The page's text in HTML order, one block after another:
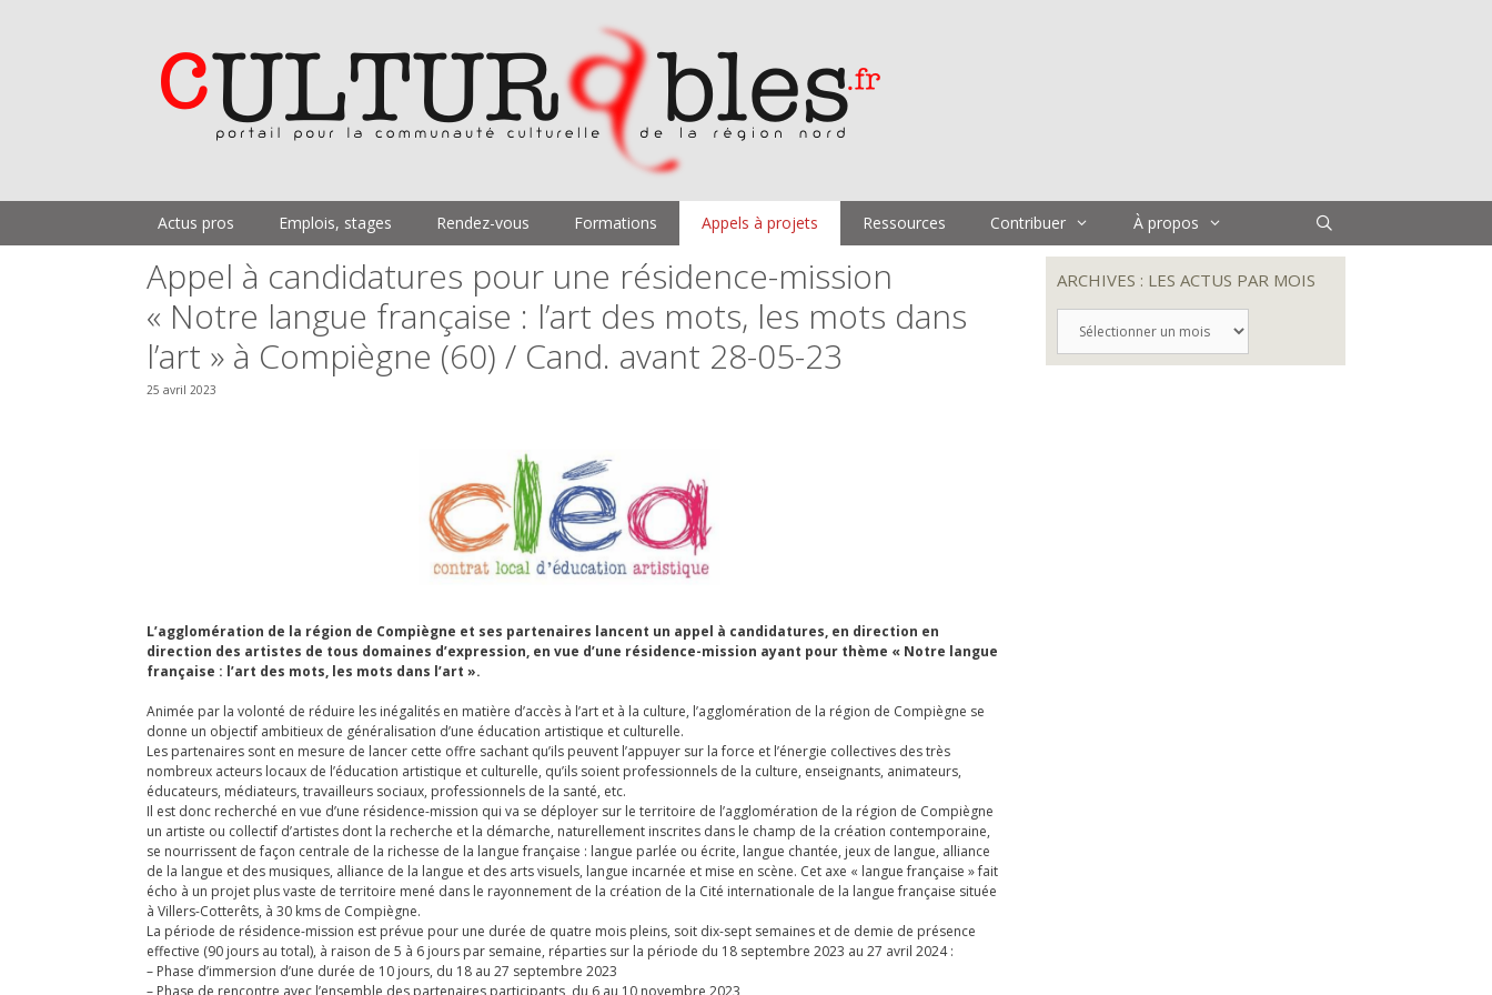
Actus pros Emplois, stages Rendez-vous Formations Appels à projets Ressources Contribuer À propos
Appel à candidatures pour une résidence-mission
« Notre langue française : l’art des mots, les mots dans
l’art » à Compiègne (60) / Cand. avant 28-05-23
25 avril 2023
L’agglomération de la région de Compiègne et ses partenaires lancent un appel à candidatures, en direction en
direction des artistes de tous domaines d’expression, en vue d’une résidence-mission ayant pour thème « Notre langue
française : l’art des mots, les mots dans l’art ».
Animée par la volonté de réduire les inégalités en matière d’accès à l’art et à la culture, l’agglomération de la région de Compiègne se
donne un objectif ambitieux de généralisation d’une éducation artistique et culturelle.
Les partenaires sont en mesure de lancer cette offre sachant qu’ils peuvent l’appuyer sur la force et l’énergie collectives des très
nombreux acteurs locaux de l’éducation artistique et culturelle, qu’ils soient professionnels de la culture, enseignants, animateurs,
éducateurs, médiateurs, travailleurs sociaux, professionnels de la santé, etc.
Il est donc recherché en vue d’une résidence-mission qui va se déployer sur le territoire de l’agglomération de la région de Compiègne
un artiste ou collectif d’artistes dont la recherche et la démarche, naturellement inscrites dans le champ de la création contemporaine,
se nourrissent de façon centrale de la richesse de la langue française : langue parlée ou écrite, langue chantée, jeux de langue, alliance
de la langue et des musiques, alliance de la langue et des arts visuels, langue incarnée et mise en scène. Cet axe « langue française » fait
écho à un projet plus vaste de territoire mené dans le rayonnement de la création de la Cité internationale de la langue française située
à Villers-Cotterêts, à 30 kms de Compiègne.
La période de résidence-mission est prévue pour une durée de quatre mois pleins, soit dix-sept semaines et de demie de présence
effective (90 jours au total), à raison de 5 à 6 jours par semaine, réparties sur la période du 18 septembre 2023 au 27 avril 2024 :
– Phase d’immersion d’une durée de 10 jours, du 18 au 27 septembre 2023
– Phase de rencontre avec l’ensemble des partenaires participants, du 6 au 10 novembre 2023
ARCHIVES : LES ACTUS PAR MOIS
LES